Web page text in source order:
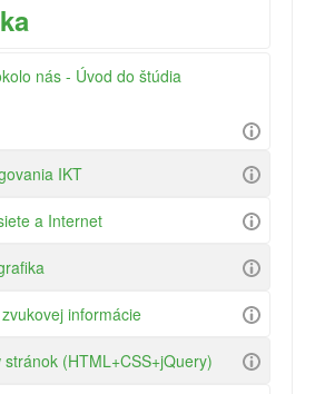
nás - Úvod do štúdia
IKT
a Internet
informácie
stránok (HTML+CSS+jQuery)